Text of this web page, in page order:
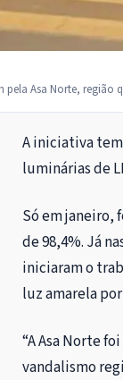
pela Asa Norte, região
A iniciativa
luminárias de
Só em janeiro,
de 98,4%. Já
iniciaram o
luz amarela
“A Asa Norte
vandalismo